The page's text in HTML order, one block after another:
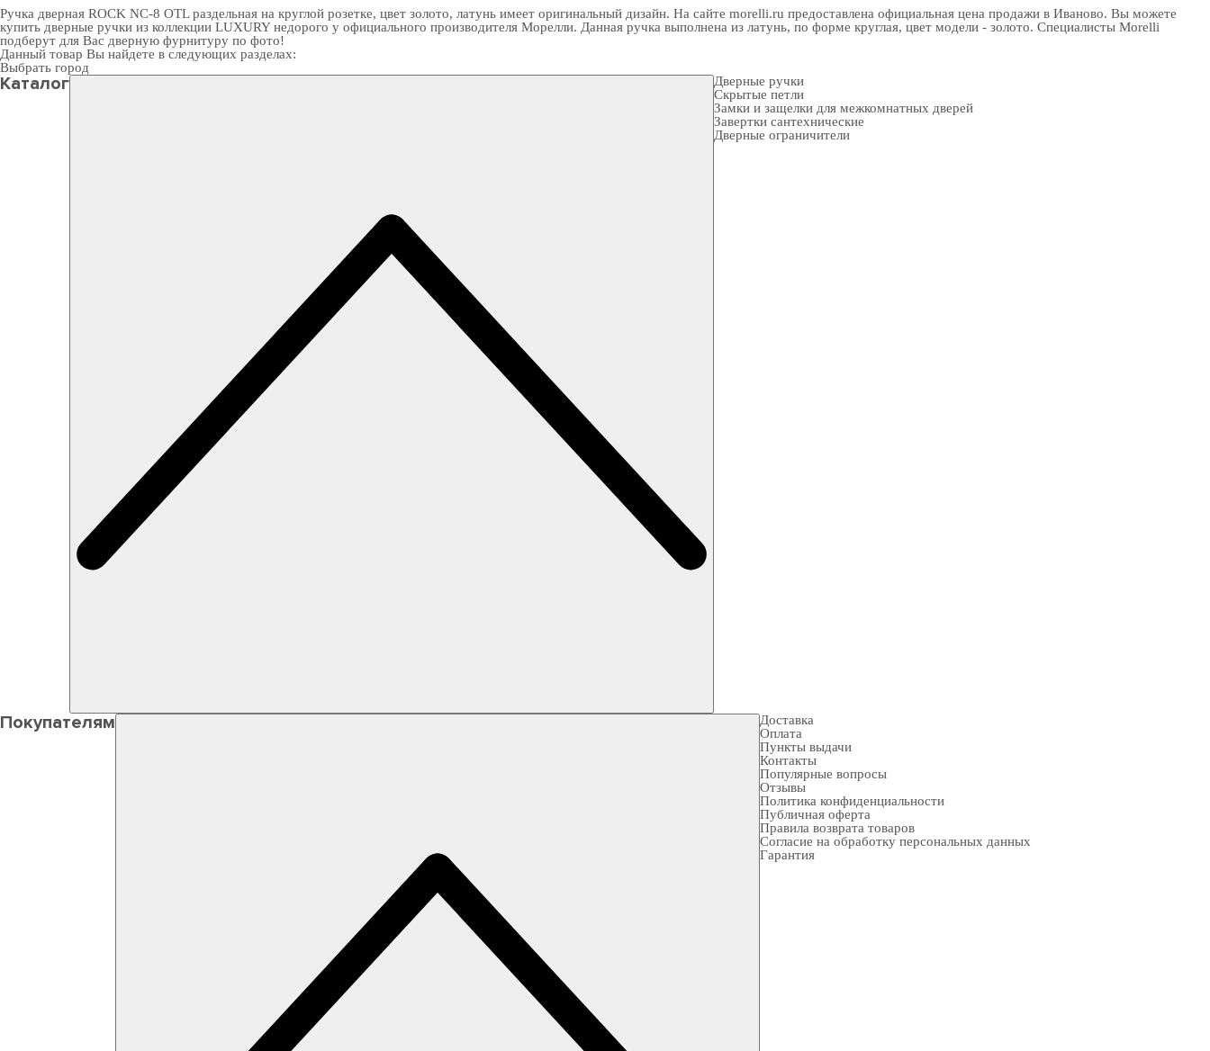
Ручка дверная ROCK NC-8 OTL раздельная на круглой розетке, цвет золото, латунь имеет оригинальный дизайн. На сайте morelli.ru предоставлена официальная цена продажи в Иваново. Вы можете
купить дверные ручки из коллекции LUXURY недорого у официального производителя Морелли. Данная ручка выполнена из латунь, по форме круглая, цвет модели - золото. Специалисты Morelli
подберут для Вас дверную фурнитуру по фото!
Данный товар Вы найдете в следующих разделах:
Выбрать город
Каталог
Дверные ручки
Скрытые петли
Замки и защелки для межкомнатных дверей
Завертки сантехнические
Дверные ограничители
Покупателям
Доставка
Оплата
Пункты выдачи
Контакты
Популярные вопросы
Отзывы
Политика конфиденциальности
Публичная оферта
Правила возврата товаров
Согласие на обработку персональных данных
Гарантия